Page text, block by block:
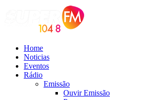
Home
Noticias
Eventos
Rádio
Emissão
Ouvir Emissão